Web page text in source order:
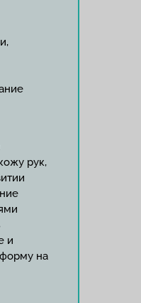
рук,
и
на